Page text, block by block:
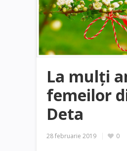
La mulţi
femeilor
Deta
28 februarie 2019 0